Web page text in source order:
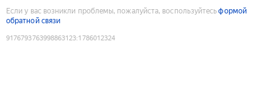
Если у вас возникли проблемы, пожалуйста, воспользуйтесьформой
обратной связи
9176793763998863123:1786012324